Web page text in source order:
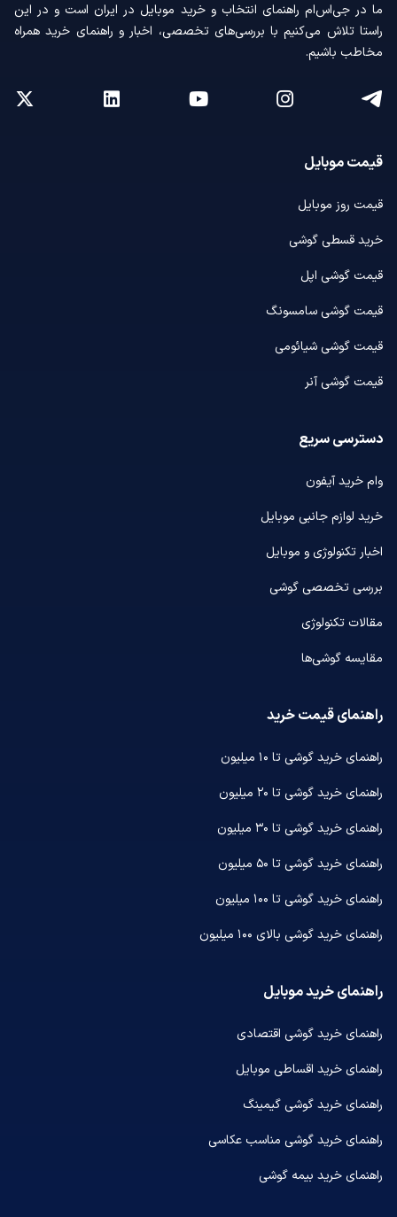
ما در جی‌اس‌ام راهنمای انتخاب و خرید موبایل در ایران است و در این
راستا تلاش می‌کنیم با بررسی‌های تخصصی، اخبار و راهنمای خرید همراه
مخاطب باشیم.
قیمت موبایل
قیمت روز موبایل
خرید قسطی گوشی
قیمت گوشی اپل
قیمت گوشی سامسونگ
قیمت گوشی شیائومی
قیمت گوشی آنر
دسترسی سریع
وام خرید آیفون
خرید لوازم جانبی موبایل
اخبار تکنولوژی و موبایل
بررسی تخصصی گوشی
مقالات تکنولوژی
مقایسه گوشی‌ها
راهنمای قیمت خرید
راهنمای خرید گوشی تا ۱۰ میلیون
راهنمای خرید گوشی تا ۲۰ میلیون
راهنمای خرید گوشی تا ۳۰ میلیون
راهنمای خرید گوشی تا ۵۰ میلیون
راهنمای خرید گوشی تا ۱۰۰ میلیون
راهنمای خرید گوشی بالای ۱۰۰ میلیون
راهنمای خرید موبایل
راهنمای خرید گوشی اقتصادی
راهنمای خرید اقساطی موبایل
راهنمای خرید گوشی گیمینگ
راهنمای خرید گوشی مناسب عکاسی
راهنمای خرید بیمه گوشی